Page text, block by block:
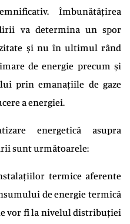
Îmbunătățirea
va determina un spor
și nu în ultimul rând
de energie precum și
prin emanațiile de gaze
a energiei.
energetică asupra
sunt următoarele:
termice aferente
de energie termică
vor fi la nivelul distribuției